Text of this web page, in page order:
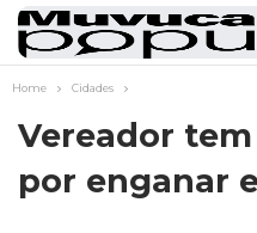
Home Cidades
Vereador
por enganar